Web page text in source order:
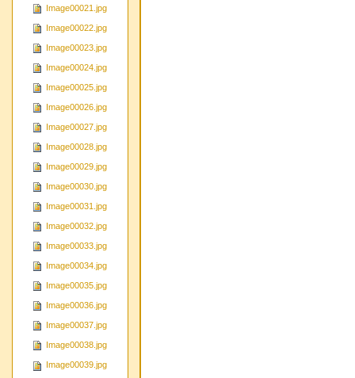
Image00021.jpg
Image00022.jpg
Image00023.jpg
Image00024.jpg
Image00025.jpg
Image00026.jpg
Image00027.jpg
Image00028.jpg
Image00029.jpg
Image00030.jpg
Image00031.jpg
Image00032.jpg
Image00033.jpg
Image00034.jpg
Image00035.jpg
Image00036.jpg
Image00037.jpg
Image00038.jpg
Image00039.jpg